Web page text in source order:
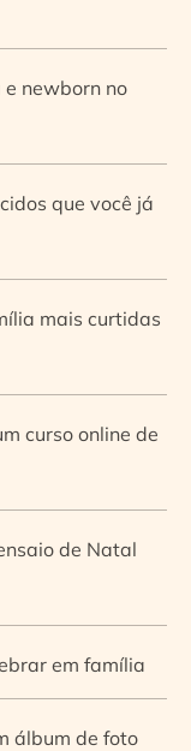
newborn no
que você já
mais curtidas
curso online de
de Natal
em família
álbum de foto